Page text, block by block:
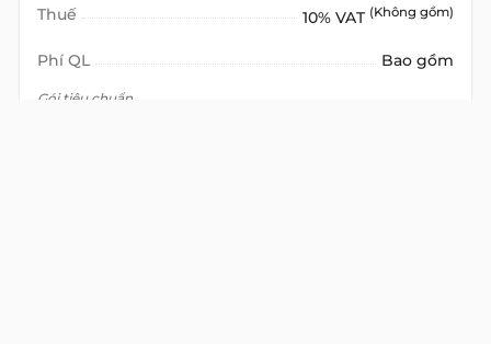
Thuế 10% VAT (Không gồm)
Phí QL Bao gồm
Gói tiêu chuẩn